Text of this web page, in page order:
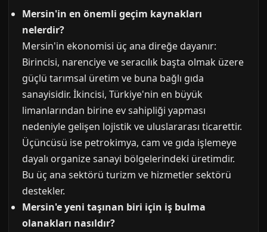
Mersin'in en önemli geçim kaynakları
nelerdir?
Mersin'in ekonomisi üç ana direğe dayanır:
Birincisi, narenciye ve seracılık başta olmak üzere
güçlü tarımsal üretim ve buna bağlı gıda
sanayisidir. İkincisi, Türkiye'nin en büyük
limanlarından birine ev sahipliği yapması
nedeniyle gelişen lojistik ve uluslararası ticarettir.
Üçüncüsü ise petrokimya, cam ve gıda işlemeye
dayalı organize sanayi bölgelerindeki üretimdir.
Bu üç ana sektörü turizm ve hizmetler sektörü
destekler.
Mersin'e yeni taşınan biri için iş bulma
olanakları nasıldır?